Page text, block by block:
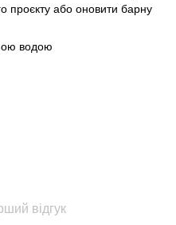
проєкту або оновити барну
водою
відгук